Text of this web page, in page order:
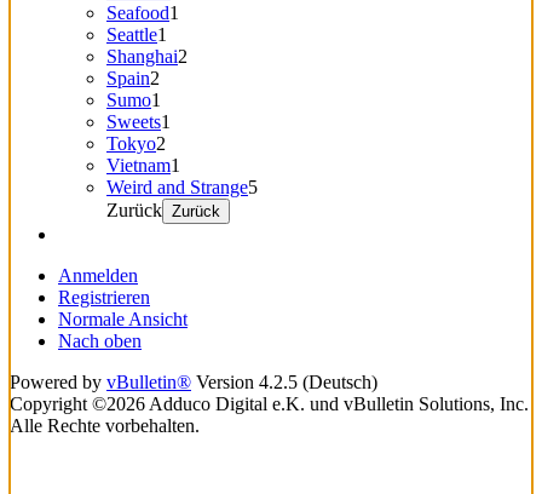
Seafood1
Seattle1
Shanghai2
Spain2
Sumo1
Sweets1
Tokyo2
Vietnam1
Weird and Strange5
Zurück Zurück
Anmelden
Registrieren
Normale Ansicht
Nach oben
Powered by vBulletin® Version 4.2.5 (Deutsch)
Copyright ©2026 Adduco Digital e.K. und vBulletin Solutions, Inc.
Alle Rechte vorbehalten.